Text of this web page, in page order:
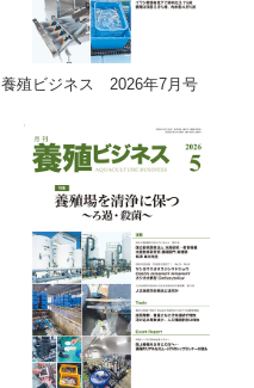
養殖ビジネス 2026年7月号